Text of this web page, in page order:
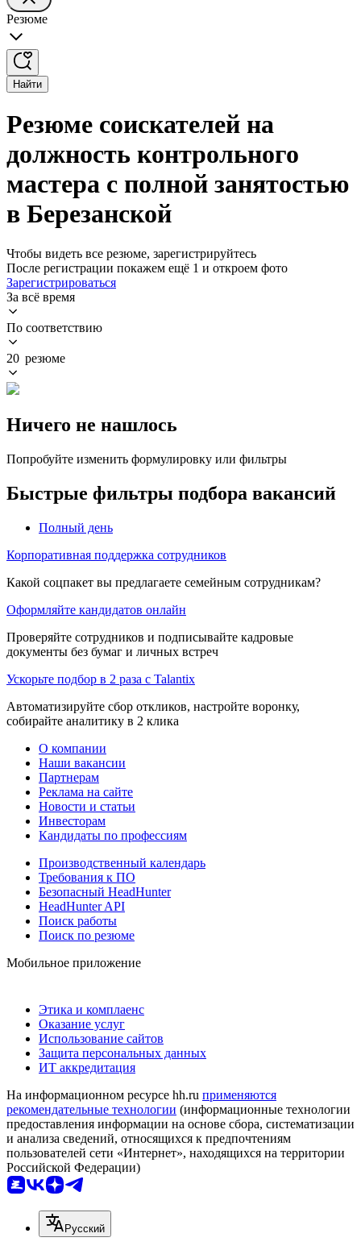
Резюме
Найти
Резюме соискателей на
должность контрольного
мастера с полной занятостью
в Березанской
Чтобы видеть все резюме, зарегистрируйтесь
После регистрации покажем ещё 1 и откроем фото
Зарегистрироваться
За всё время
По соответствию
20 резюме
Ничего не нашлось
Попробуйте изменить формулировку или фильтры
Быстрые фильтры подбора вакансий
Полный день
Корпоративная поддержка сотрудников
Какой соцпакет вы предлагаете семейным сотрудникам?
Оформляйте кандидатов онлайн
Проверяйте сотрудников и подписывайте кадровые
документы без бумаг и личных встреч
Ускорьте подбор в 2 раза с Talantix
Автоматизируйте сбор откликов, настройте воронку,
собирайте аналитику в 2 клика
О компании
Наши вакансии
Партнерам
Реклама на сайте
Новости и статьи
Инвесторам
Кандидаты по профессиям
Производственный календарь
Требования к ПО
Безопасный HeadHunter
HeadHunter API
Поиск работы
Поиск по резюме
Мобильное приложение
Этика и комплаенс
Оказание услуг
Использование сайтов
Защита персональных данных
ИТ аккредитация
На информационном ресурсе hh.ru применяются
рекомендательные технологии (информационные технологии
предоставления информации на основе сбора, систематизации
и анализа сведений, относящихся к предпочтениям
пользователей сети «Интернет», находящихся на территории
Российской Федерации)
Русский